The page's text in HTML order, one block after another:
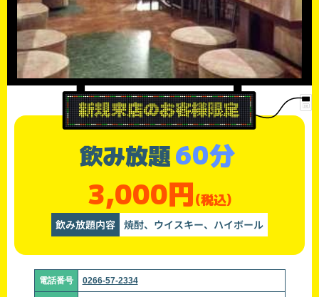
飲み放題60分
3,000円(税込)
飲み放題内容 焼酎、ウイスキー、ハイボール
電話番号 0266-57-2334